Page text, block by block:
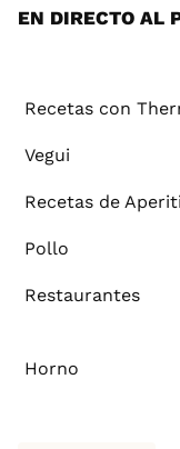
EN DIRECTO AL
Recetas con
Vegui
Recetas de
Pollo
Restaurantes
Horno